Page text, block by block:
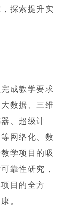
探索提升实
成教学要求
数据、三维
、超级计
网络化、数
学项目的吸
靠性研究，
目的全方
。